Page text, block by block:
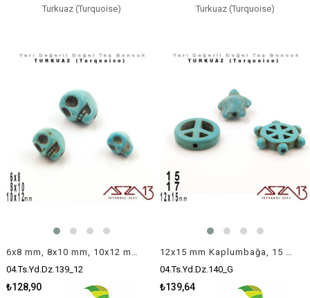
Turkuaz (Turquoise)
6x8 mm, 8x10 mm, 10x12 mm - Kurukafa - Düz Yüzey - Turkuaz (Turquoise) Boncuk / 6x8 mm 3 Adet, 8x10mm 2 Adet, 10x12 mm 1 Adet
04.Ts.Yd.Dz.139_12
₺128,90
Turkuaz (Turquoise)
12x15 mm Kaplumbağa, 15 mm Özgürlük İşareti, 17 mm Gemi Dümeni - Düz Yüzey - Turkuaz (Turquoise) Boncuk / 3 Adet
04.Ts.Yd.Dz.140_G
₺139,64